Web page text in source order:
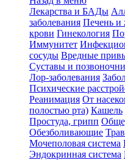
Лекарства и БАДы
заболевания Печень и
крови Гинекология
Иммунитет
сосуды Вредные
Суставы и
Лор-заболевания
Психические
Реанимация От
полостью рта) Кашель
Простуда, грипп
Обезболивающие
Мочеполовая система
Эндокринная система